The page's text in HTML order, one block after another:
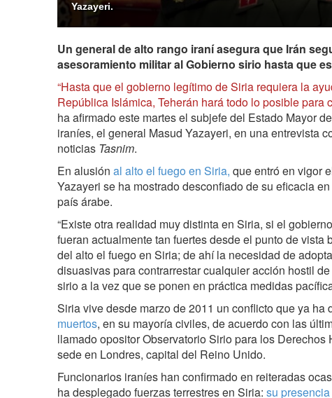
Yazayeri.
Un general de alto rango iraní asegura que Irán
asesoramiento militar al Gobierno sirio hasta que
“Hasta que el gobierno legítimo de Siria requiera la
República Islámica, Teherán hará todo lo posible para
ha afirmado este martes el subjefe del Estado Mayor
iraníes, el general Masud Yazayeri, en una entrevista
noticias Tasnim.
En alusión al alto el fuego en Siria, que entró en vigor
Yazayeri se ha mostrado desconfiado de su eficacia
país árabe.
“Existe otra realidad muy distinta en Siria, si el
fueran actualmente tan fuertes desde el punto de vista
del alto el fuego en Siria; de ahí la necesidad de
disuasivas para contrarrestar cualquier acción hostil
sirio a la vez que se ponen en práctica medidas
Siria vive desde marzo de 2011 un conflicto que ya ha
muertos, en su mayoría civiles, de acuerdo con las
llamado opositor Observatorio Sirio para los Derechos
sede en Londres, capital del Reino Unido.
Funcionarios iraníes han confirmado en reiteradas
ha desplegado fuerzas terrestres en Siria: su